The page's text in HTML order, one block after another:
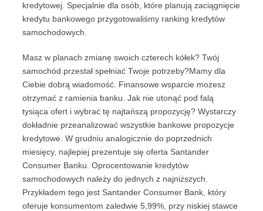
kredytowej. Specjalnie dla osób, które planują zaciągnięcie
kredytu bankowego przygotowaliśmy ranking kredytów
samochodowych.
Masz w planach zmianę swoich czterech kółek? Twój
samochód przestał spełniać Twoje potrzeby?Mamy dla
Ciebie dobrą wiadomość. Finansowe wsparcie możesz
otrzymać z ramienia banku. Jak nie utonąć pod falą
tysiąca ofert i wybrać tę najtańszą propozycję? Wystarczy
dokładnie przeanalizować wszystkie bankowe propozycje
kredytowe. W grudniu analogicznie do poprzednich
miesięcy, najlepiej prezentuje się oferta Santander
Consumer Banku. Oprocentowanie kredytów
samochodowych należy do jednych z najniższych.
Przykładem tego jest Santander Consumer Bank, który
oferuje konsumentom zaledwie 5,99%, przy niskiej stawce